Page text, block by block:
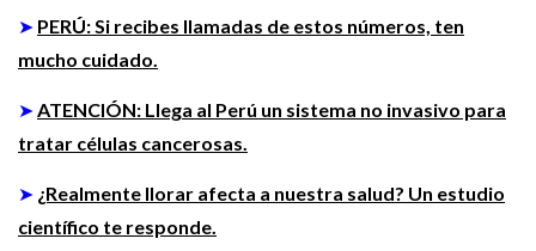
➤ PERÚ: Si recibes llamadas de estos números, ten
mucho cuidado.
➤ATENCIÓN: Llega al Perú un sistema no invasivo para
tratar células cancerosas.
➤ ¿Realmente llorar afecta a nuestra salud? Un estudio
científico te responde.